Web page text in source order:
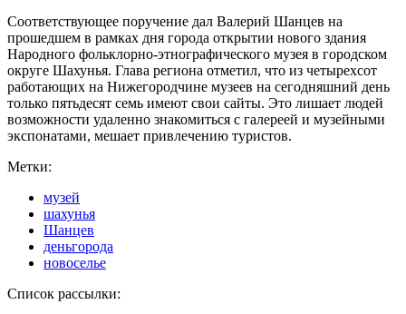
Соответствующее поручение дал Валерий Шанцев на
прошедшем в рамках дня города открытии нового здания
Народного фольклорно-этнографического музея в городском
округе Шахунья. Глава региона отметил, что из четырехсот
работающих на Нижегородчине музеев на сегодняшний день
только пятьдесят семь имеют свои сайты. Это лишает людей
возможности удаленно знакомиться с галереей и музейными
экспонатами, мешает привлечению туристов.
Метки:
музей
шахунья
Шанцев
деньгорода
новоселье
Список рассылки: